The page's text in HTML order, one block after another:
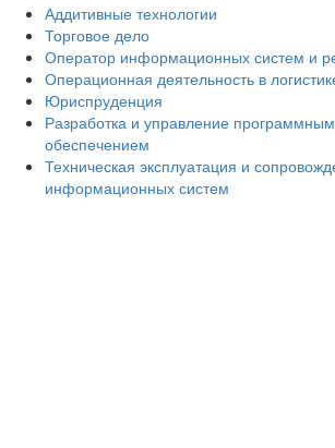
Аддитивные технологии
Торговое дело
Оператор информационных систем и
Операционная деятельность в
Юриспруденция
Разработка и управление программным
обеспечением
Техническая эксплуатация и
информационных систем